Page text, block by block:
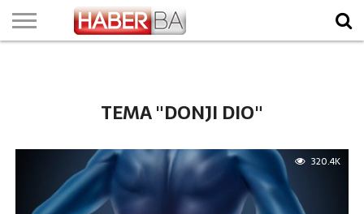
TEMA "DONJI DIO"
320.4K